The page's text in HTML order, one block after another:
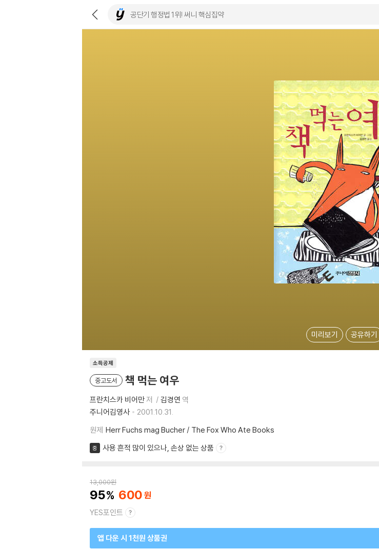
미리보기 공유하기
소득공제
중고도서 책 먹는 여우
프란치스카 비어만저 김경연 역
주니어김영사
2001.10.31.
원제 Herr Fuchs mag Bucher / The Fox Who Ate Books
중 사용 흔적 많이 있으나, 손상 없는 상품
13,000원
95 600
YES포인트
앱 다운 시 1천원 상품권